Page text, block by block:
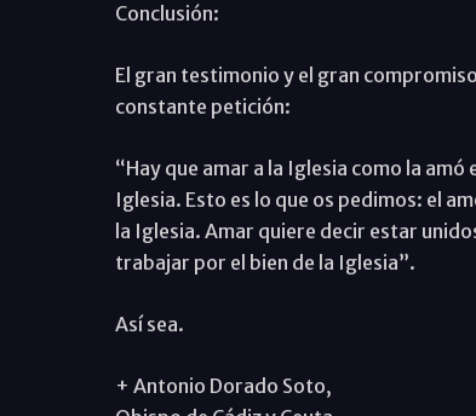
Conclusión:
El gran testimonio y el gran
constante petición:
“Hay que amar a la Iglesia como la
Iglesia. Esto es lo que os pedimos: el
la Iglesia. Amar quiere decir estar
trabajar por el bien de la Iglesia”.
Así sea.
+ Antonio Dorado Soto,